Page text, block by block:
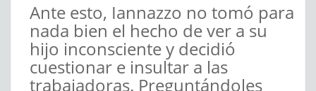
Ante esto, Iannazzo no tomó para
nada bien el hecho de ver a su
hijo inconsciente y decidió
cuestionar e insultar a las
trabajadoras. Preguntándoles